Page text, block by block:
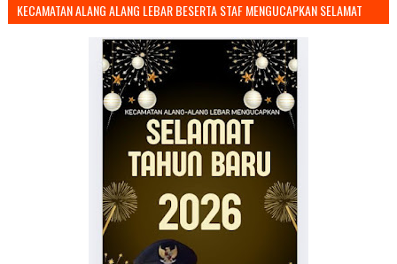
KECAMATAN ALANG ALANG LEBAR BESERTA STAF MENGUCAPKAN SELAMAT